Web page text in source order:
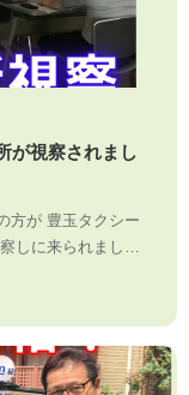
が視察されまし
方が 豊玉タクシー
しに来られまし…